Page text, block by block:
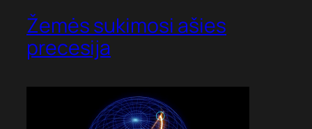
Žemės sukimosi ašies
precesija